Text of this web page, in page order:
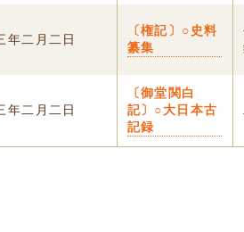
年二月二日
〔権記〕○史料
纂集
年二月二日
〔御堂関白
記〕○大日本古
記録